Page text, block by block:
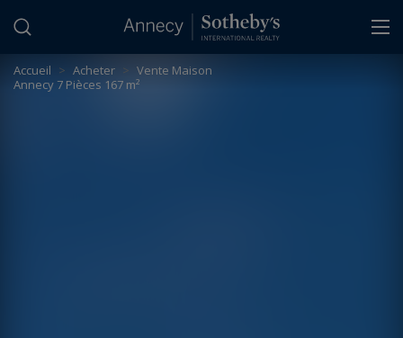
Accueil > Acheter > Vente Maison
Annecy 7 Pièces 167 m²